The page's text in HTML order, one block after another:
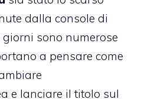
dalla console di
sono numerose
a pensare come
e lanciare il titolo sul